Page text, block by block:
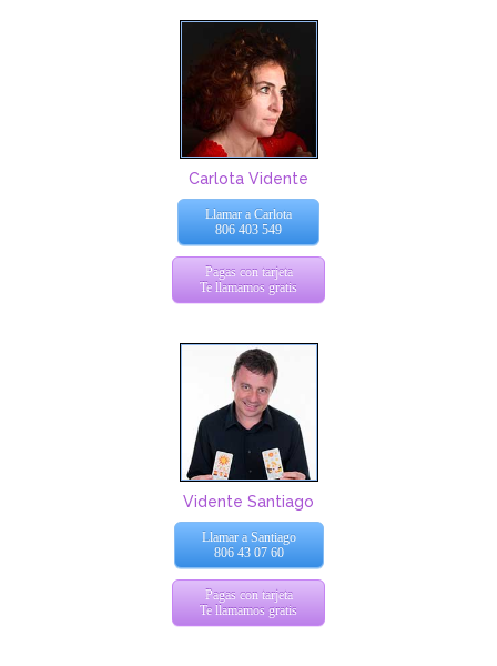
Carlota Vidente
Llamar a Carlota
806 403 549
Pagas con tarjeta
Te llamamos gratis
Vidente Santiago
Llamar a Santiago
806 43 07 60
Pagas con tarjeta
Te llamamos gratis